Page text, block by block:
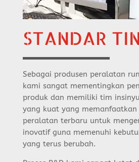
STANDAR
Sebagai produsen peralatan
kami sangat mementingkan
produk dan memiliki tim
yang kuat yang
peralatan terbaru untuk
inovatif guna memenuhi
yang terus berubah.